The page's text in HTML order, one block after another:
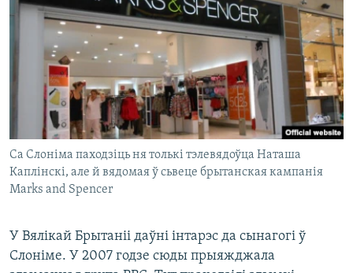
Са Слоніма паходзіць ня толькі тэлевядоўца Наташа
Каплінскі, але й вядомая ў сьвеце брытанская кампанія
Marks and Spencer
У Вялікай Брытаніі даўні інтарэс да сынагогі ў
Слоніме. У 2007 годзе сюды прыяжджала